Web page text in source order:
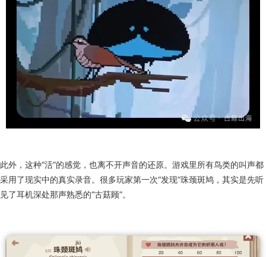
甚至还有玩家拍到了极乐鸟相互求偶的画面，游戏中就这么毫无征兆地发
生了。而这种“不知道下一秒会看到什么”的期待感，恰好是现实观鸟最让
人着迷的地方。